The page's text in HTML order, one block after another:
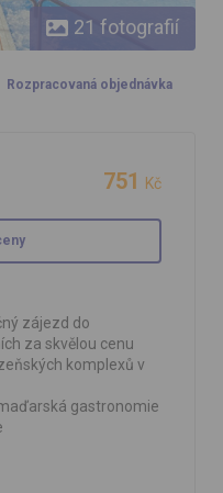
21 fotografií
Rozpracovaná objednávka
751 Kč
zájezd do
za skvělou cenu
komplexů v
gastronomie